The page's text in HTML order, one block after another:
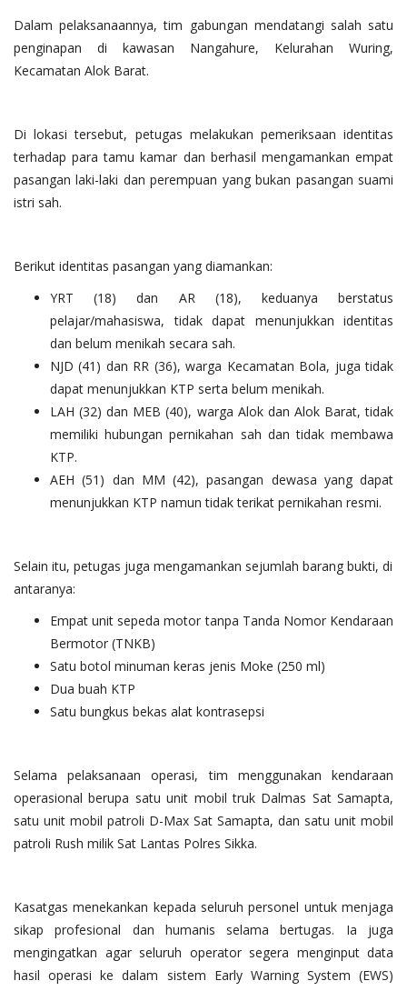
Dalam pelaksanaannya, tim gabungan mendatangi salah satu
penginapan di kawasan Nangahure, Kelurahan Wuring,
Kecamatan Alok Barat.
Di lokasi tersebut, petugas melakukan pemeriksaan identitas
terhadap para tamu kamar dan berhasil mengamankan empat
pasangan laki-laki dan perempuan yang bukan pasangan suami
istri sah.
Berikut identitas pasangan yang diamankan:
YRT (18) dan AR (18), keduanya berstatus
pelajar/mahasiswa, tidak dapat menunjukkan identitas
dan belum menikah secara sah.
NJD (41) dan RR (36), warga Kecamatan Bola, juga tidak
dapat menunjukkan KTP serta belum menikah.
LAH (32) dan MEB (40), warga Alok dan Alok Barat, tidak
memiliki hubungan pernikahan sah dan tidak membawa
KTP.
AEH (51) dan MM (42), pasangan dewasa yang dapat
menunjukkan KTP namun tidak terikat pernikahan resmi.
Selain itu, petugas juga mengamankan sejumlah barang bukti, di
antaranya:
Empat unit sepeda motor tanpa Tanda Nomor Kendaraan
Bermotor (TNKB)
Satu botol minuman keras jenis Moke (250 ml)
Dua buah KTP
Satu bungkus bekas alat kontrasepsi
Selama pelaksanaan operasi, tim menggunakan kendaraan
operasional berupa satu unit mobil truk Dalmas Sat Samapta,
satu unit mobil patroli D-Max Sat Samapta, dan satu unit mobil
patroli Rush milik Sat Lantas Polres Sikka.
Kasatgas menekankan kepada seluruh personel untuk menjaga
sikap profesional dan humanis selama bertugas. Ia juga
mengingatkan agar seluruh operator segera menginput data
hasil operasi ke dalam sistem Early Warning System (EWS)